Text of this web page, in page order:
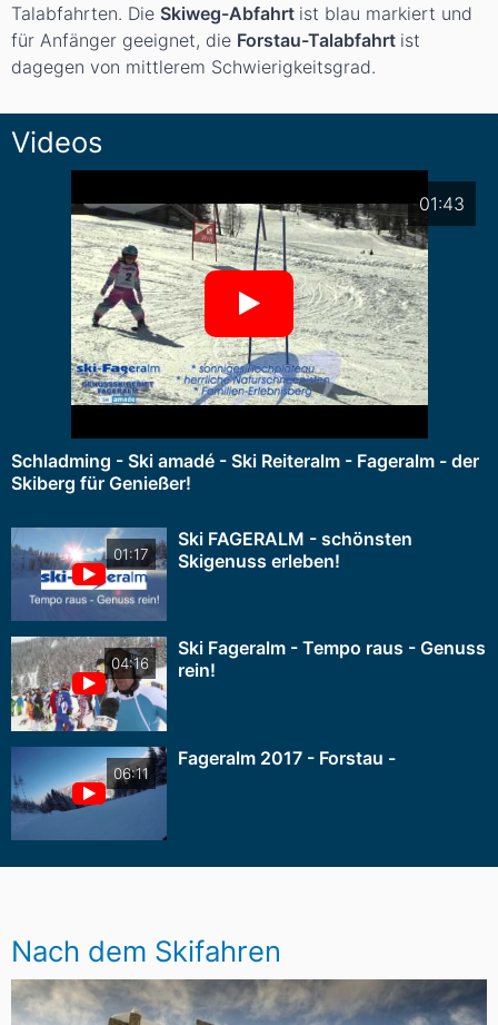
Talabfahrten. Die Skiweg-Abfahrt ist blau markiert und
für Anfänger geeignet, die Forstau-Talabfahrt ist
dagegen von mittlerem Schwierigkeitsgrad.
Videos
01:43
Schladming - Ski amadé - Ski Reiteralm - Fageralm - der
Skiberg für Genießer!
01:17
Ski FAGERALM - schönsten
Skigenuss erleben!
04:16
Ski Fageralm - Tempo raus - Genuss
rein!
06:11
Fageralm 2017 - Forstau -
Nach dem Skifahren